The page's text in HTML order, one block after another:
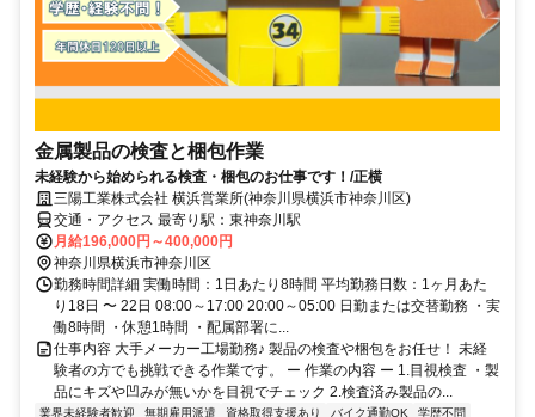
金属製品の検査と梱包作業
未経験から始められる検査・梱包のお仕事です！/正横
三陽工業株式会社 横浜営業所(神奈川県横浜市神奈川区)
交通・アクセス 最寄り駅：東神奈川駅
月給196,000円～400,000円
神奈川県横浜市神奈川区
勤務時間詳細 実働時間：1日あたり8時間 平均勤務日数：1ヶ月あた
り18日 〜 22日 08:00～17:00 20:00～05:00 日勤または交替勤務 ・実
働8時間 ・休憩1時間 ・配属部署に...
仕事内容 大手メーカー工場勤務♪ 製品の検査や梱包をお任せ！ 未経
験者の方でも挑戦できる作業です。 ー 作業の内容 ー 1.目視検査 ・製
品にキズや凹みが無いかを目視でチェック 2.検査済み製品の...
業界未経験者歓迎 無期雇用派遣 資格取得支援あり バイク通勤OK
学歴不問